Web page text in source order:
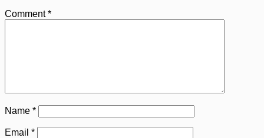
Comment*
Name *
Email *